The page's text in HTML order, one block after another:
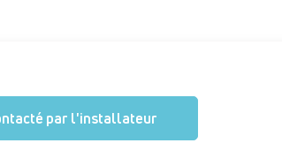
par l'installateur